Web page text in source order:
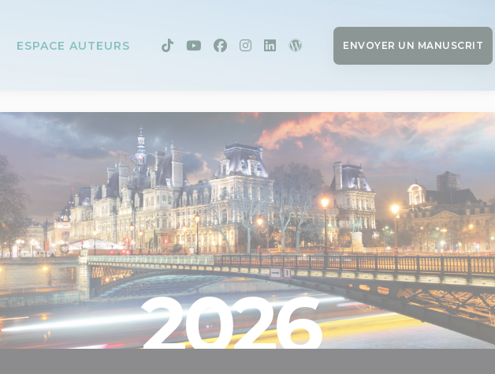
ESPACE AUTEURS ENVOYER UN MANUSCRIT
2026